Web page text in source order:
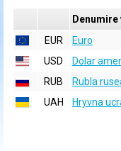
Denumire
EUR
Euro
USD
Dolar
RUB
Rubla
UAH
Hryvna